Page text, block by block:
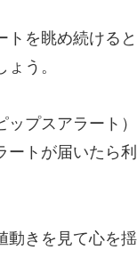
を眺め続ける
う。
ップスアラート
トが届いたら
きを見て心を